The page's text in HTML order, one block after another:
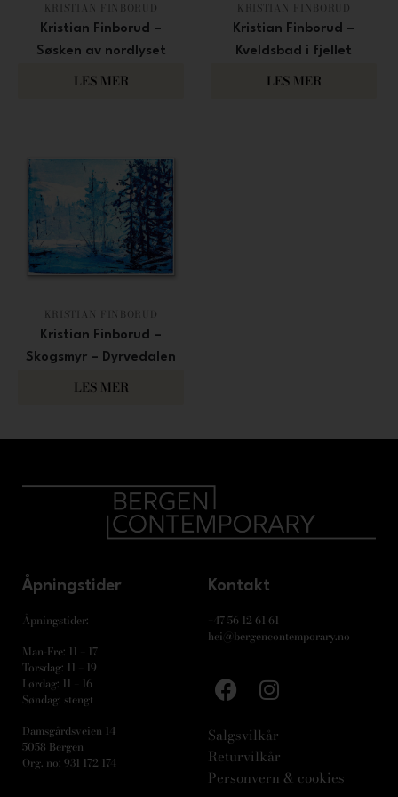
KRISTIAN FINBORUD
Kristian Finborud –
Søsken av nordlyset
3 100
LES MER
KRISTIAN FINBORUD
Kristian Finborud –
Kveldsbad i fjellet
2 000
LES MER
KRISTIAN FINBORUD
Kristian Finborud –
Skogsmyr – Dyrvedalen
1 700
LES MER
Åpningstider
Åpningstider:
Man-Fre: 11 – 17
Torsdag: 11 – 19
Lørdag: 11 – 16
Søndag: stengt
Damsgårdsveien 14
5058 Bergen
Org. no: 931 172 174
Kontakt
+47 56 12 61 61
hei@bergencontemporary.no
Salgsvilkår
Returvilkår
Personvern & cookies